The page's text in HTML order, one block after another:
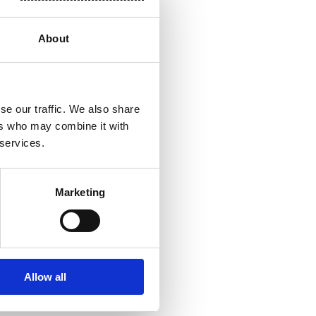
About
our traffic. We also share
who may combine it with
Marketing
Allow all
Paulínian
merkittäviä
vastaavia
arvioi